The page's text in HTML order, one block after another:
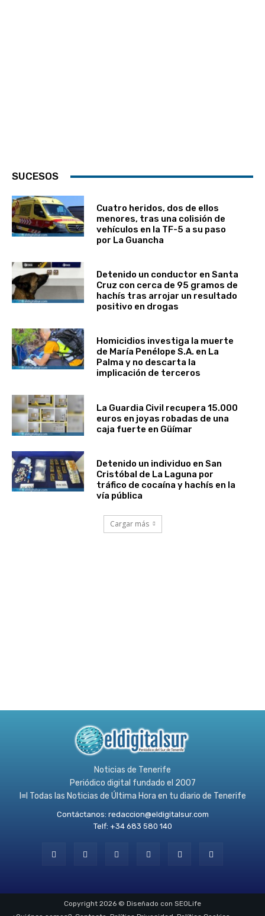
SUCESOS
Cuatro heridos, dos de ellos
menores, tras una colisión de
vehículos en la TF-5 a su paso
por La Guancha
Detenido un conductor en Santa
Cruz con cerca de 95 gramos de
hachís tras arrojar un resultado
positivo en drogas
Homicidios investiga la muerte
de María Penélope S.A. en La
Palma y no descarta la
implicación de terceros
La Guardia Civil recupera 15.000
euros en joyas robadas de una
caja fuerte en Güímar
Detenido un individuo en San
Cristóbal de La Laguna por
tráfico de cocaína y hachís en la
vía pública
Cargar más
Noticias de Tenerife
Periódico digital fundado el 2007
l≡l Todas las Noticias de Última Hora en tu diario de Tenerife
Contáctanos: redaccion@eldigitalsur.com
Telf: +34 683 580 140
Copyright 2026 © Diseñado con SEOLife